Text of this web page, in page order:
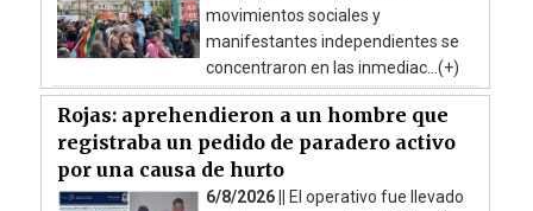
movimientos sociales y
manifestantes independientes se
concentraron en las inmediac...(+)
Rojas: aprehendieron a un hombre que
registraba un pedido de paradero activo
por una causa de hurto
6/8/2026 || El operativo fue llevado